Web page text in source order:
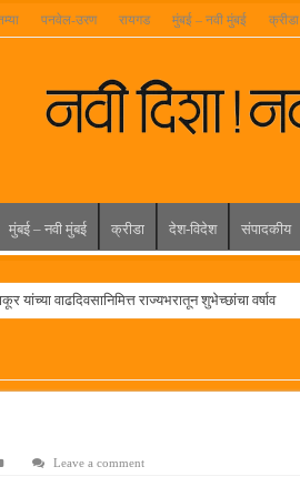
पनवेल-उरण रायगड मुंबई – नवी मुंबई क्रीडा
मुंबई – नवी मुंबई क्रीडा देश-विदेश संपादकीय
वाढदिवसानिमित्त राज्यभरातून शुभेच्छांचा वर्षाव
जाहीर
लोकनेते रामशेठ ठाकूर यांच्या उद्घाटन
Leave a comment